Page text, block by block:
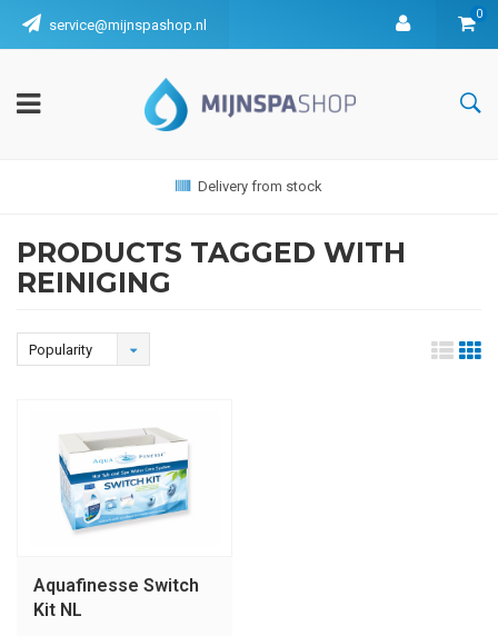
service@mijnspashop.nl
0
Delivery from stock
PRODUCTS TAGGED WITH
REINIGING
Popularity
Aquafinesse Switch
Kit NL